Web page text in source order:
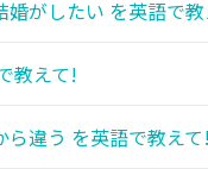
婚がしたい を英語で
教えて!
ら違う を英語で教えて!